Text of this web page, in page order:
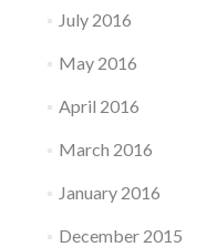
July 2016
May 2016
April 2016
March 2016
January 2016
December 2015